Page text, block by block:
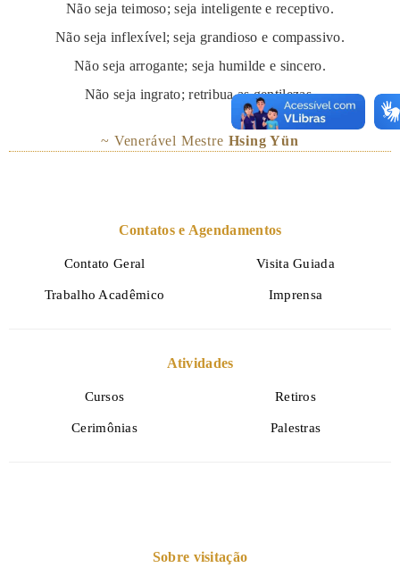
Não seja teimoso; seja inteligente e receptivo.
Não seja inflexível; seja grandioso e compassivo.
Não seja arrogante; seja humilde e sincero.
Não seja ingrato; retribua as gentilezas.
~ Venerável Mestre Hsing Yün
Sobre visitação
Contatos e Agendamentos
Contato Geral Visita Guiada
Trabalho Acadêmico Imprensa
Atividades
Cursos Retiros
Cerimônias Palestras